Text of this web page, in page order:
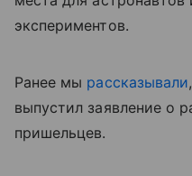
экспериментов.
Ранее мы рассказывали
выпустил заявление о
пришельцев.